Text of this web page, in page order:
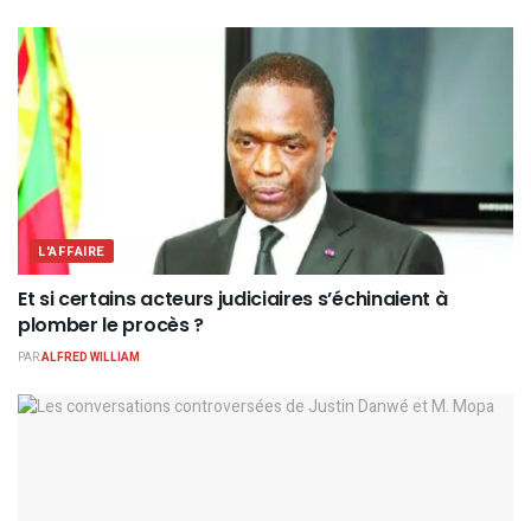
L'AFFAIRE
Et si certains acteurs judiciaires s’échinaient à
plomber le procès ?
PARALFRED WILLIAM